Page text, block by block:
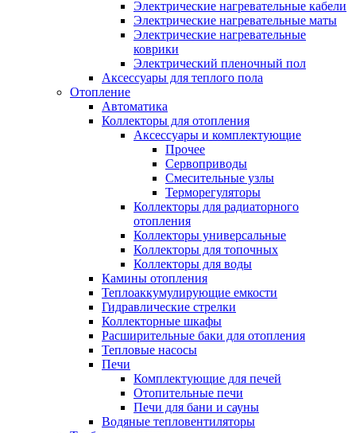
Электрические нагревательные кабели
Электрические нагревательные маты
Электрические нагревательные
коврики
Электрический пленочный пол
Аксессуары для теплого пола
Отопление
Автоматика
Коллекторы для отопления
Аксессуары и комплектующие
Прочее
Сервоприводы
Смесительные узлы
Терморегуляторы
Коллекторы для радиаторного
отопления
Коллекторы универсальные
Коллекторы для топочных
Коллекторы для воды
Камины отопления
Теплоаккумулирующие емкости
Гидравлические стрелки
Коллекторные шкафы
Расширительные баки для отопления
Тепловые насосы
Печи
Комплектующие для печей
Отопительные печи
Печи для бани и сауны
Водяные тепловентиляторы